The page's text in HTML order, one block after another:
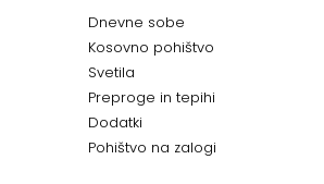
Dnevne sobe
Kosovno pohištvo
Svetila
Preproge in tepihi
Dodatki
Pohištvo na zalogi